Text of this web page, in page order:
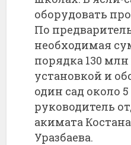
оборудовать
По
необходимая
порядка 130 млн
установкой и
один сад около
руководитель
акимата
Уразбаева.